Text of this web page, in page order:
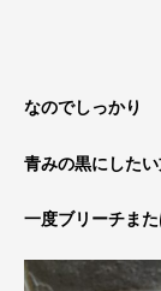
なのでしっかり
青みの黒にした
一度ブリーチま